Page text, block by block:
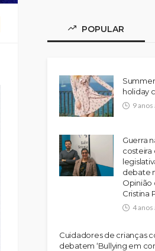
POPULAR
holiday
9 anos
Guerra
costeira
debate
Opinião
Cristina
4 anos
Cuidadores de crianças
debatem ‘Bullying em